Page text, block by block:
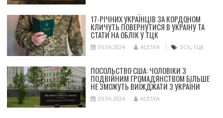
17-РІЧНИХ УКРАЇНЦІВ ЗА КОРДОНОМ
КЛИЧУТЬ ПОВЕРНУТИСЯ В УКРАЇНУ ТА
СТАТИ НА ОБЛІК У ТЦК
05.06.2024 ALESYA ЗСУ, ТЦК
ПОСОЛЬСТВО США: ЧОЛОВІКИ З
ПОДВІЙНИМ ГРОМАДЯНСТВОМ БІЛЬШЕ
НЕ ЗМОЖУТЬ ВИЇЖДЖАТИ З УКРАЇНИ
05.06.2024 ALESYA